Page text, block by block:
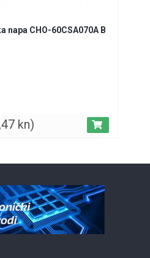
napa CHO-60CSA070A B
kn)